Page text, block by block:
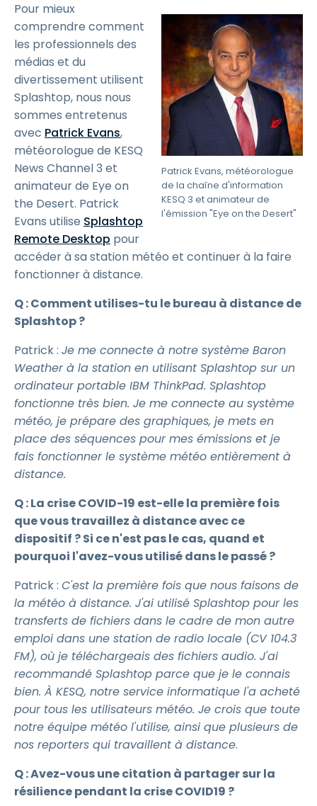
Patrick Evans, météorologue
de la chaîne d'information
KESQ 3 et animateur de
l'émission "Eye on the Desert"
Pour mieux
comprendre comment
les professionnels des
médias et du
divertissement utilisent
Splashtop, nous nous
sommes entretenus
avec Patrick Evans,
météorologue de KESQ
News Channel 3 et
animateur de Eye on
the Desert. Patrick
Evans utilise Splashtop
Remote Desktop pour
accéder à sa station météo et continuer à la faire
fonctionner à distance.
Q : Comment utilises-tu le bureau à distance de
Splashtop ?
Patrick : Je me connecte à notre système Baron
Weather à la station en utilisant Splashtop sur un
ordinateur portable IBM ThinkPad. Splashtop
fonctionne très bien. Je me connecte au système
météo, je prépare des graphiques, je mets en
place des séquences pour mes émissions et je
fais fonctionner le système météo entièrement à
distance.
Q : La crise COVID-19 est-elle la première fois
que vous travaillez à distance avec ce
dispositif ? Si ce n'est pas le cas, quand et
pourquoi l'avez-vous utilisé dans le passé ?
Patrick : C'est la première fois que nous faisons de
la météo à distance. J'ai utilisé Splashtop pour les
transferts de fichiers dans le cadre de mon autre
emploi dans une station de radio locale (CV 104.3
FM), où je téléchargeais des fichiers audio. J'ai
recommandé Splashtop parce que je le connais
bien. À KESQ, notre service informatique l'a acheté
pour tous les utilisateurs météo. Je crois que toute
notre équipe météo l'utilise, ainsi que plusieurs de
nos reporters qui travaillent à distance.
Q : Avez-vous une citation à partager sur la
résilience pendant la crise COVID19 ?